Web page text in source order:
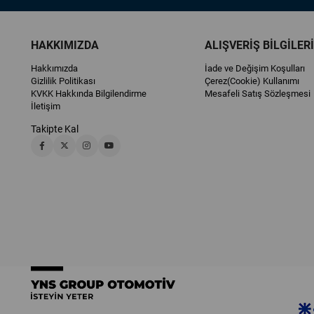
HAKKIMIZDA
Hakkımızda
Gizlilik Politikası
KVKK Hakkında Bilgilendirme
İletişim
Takipte Kal
ALIŞVERİŞ BİLGİLERİ
İade ve Değişim Koşulları
Çerez(Cookie) Kullanımı
Mesafeli Satış Sözleşmesi